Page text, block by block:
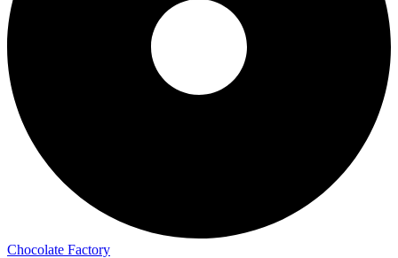
Chocolate Factory